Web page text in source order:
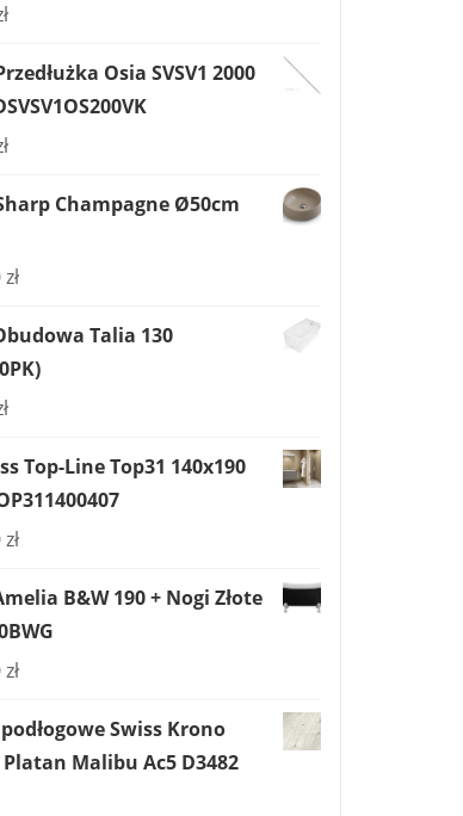
Osia SVSV1 2000
Champagne Ø50cm
zł
Talia 130
Top-Line Top31 140x190
zł
B&W 190 + Nogi Złote
zł
Swiss Krono
Malibu Ac5 D3482